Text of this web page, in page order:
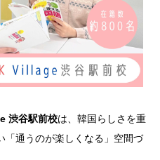
渋谷駅前校は、韓国らしさを重
「通うのが楽しくなる」空間づ